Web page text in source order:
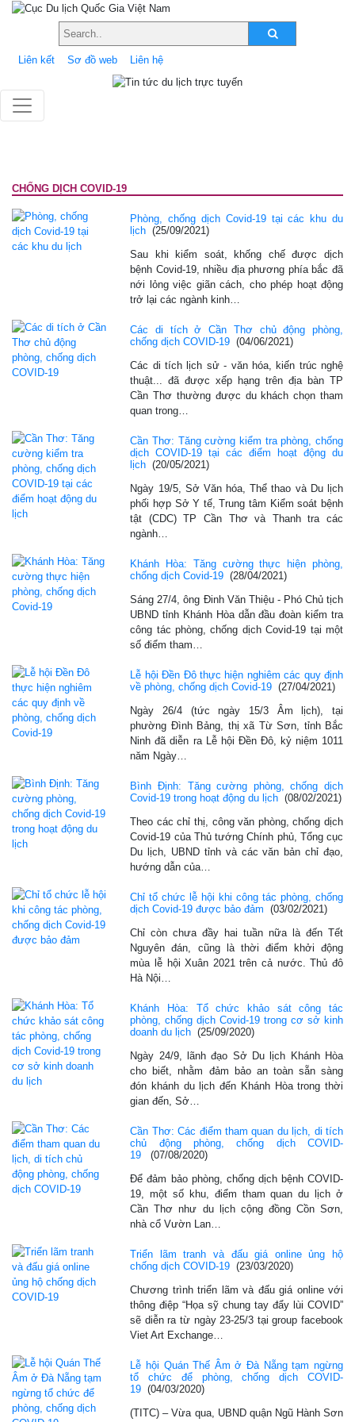
Liên kết Sơ đồ web Liên hệ
CHỐNG DỊCH COVID-19
Phòng, chống dịch Covid-19 tại các khu du
lịch (25/09/2021)
Sau khi kiểm soát, khống chế được dịch
bệnh Covid-19, nhiều địa phương phía bắc đã
nới lỏng việc giãn cách, cho phép hoạt động
trở lại các ngành kinh…
Các di tích ở Cần Thơ chủ động phòng,
chống dịch COVID-19 (04/06/2021)
Các di tích lịch sử - văn hóa, kiến trúc nghệ
thuật... đã được xếp hạng trên địa bàn TP
Cần Thơ thường được du khách chọn tham
quan trong…
Cần Thơ: Tăng cường kiểm tra phòng, chống
dịch COVID-19 tại các điểm hoạt động du
lịch (20/05/2021)
Ngày 19/5, Sở Văn hóa, Thể thao và Du lịch
phối hợp Sở Y tế, Trung tâm Kiểm soát bệnh
tật (CDC) TP Cần Thơ và Thanh tra các
ngành…
Khánh Hòa: Tăng cường thực hiện phòng,
chống dịch Covid-19 (28/04/2021)
Sáng 27/4, ông Đinh Văn Thiệu - Phó Chủ tịch
UBND tỉnh Khánh Hòa dẫn đầu đoàn kiểm tra
công tác phòng, chống dịch Covid-19 tại một
số điểm tham…
Lễ hội Đền Đô thực hiện nghiêm các quy định
về phòng, chống dịch Covid-19 (27/04/2021)
Ngày 26/4 (tức ngày 15/3 Âm lịch), tại
phường Đình Bảng, thị xã Từ Sơn, tỉnh Bắc
Ninh đã diễn ra Lễ hội Đền Đô, kỷ niệm 1011
năm Ngày…
Bình Định: Tăng cường phòng, chống dịch
Covid-19 trong hoạt động du lịch (08/02/2021)
Theo các chỉ thị, công văn phòng, chống dịch
Covid-19 của Thủ tướng Chính phủ, Tổng cục
Du lịch, UBND tỉnh và các văn bản chỉ đạo,
hướng dẫn của…
Chỉ tổ chức lễ hội khi công tác phòng, chống
dịch Covid-19 được bảo đảm
(03/02/2021)
Chỉ còn chưa đầy hai tuần nữa là đến Tết
Nguyên đán, cũng là thời điểm khởi động
mùa lễ hội Xuân 2021 trên cả nước. Thủ đô
Hà Nội…
Khánh Hòa: Tổ chức khảo sát công tác
phòng, chống dịch Covid-19 trong cơ sở kinh
doanh du lịch (25/09/2020)
Ngày 24/9, lãnh đạo Sở Du lịch Khánh Hòa
cho biết, nhằm đảm bảo an toàn sẵn sàng
đón khánh du lịch đến Khánh Hòa trong thời
gian đến, Sở…
Cần Thơ: Các điểm tham quan du lịch, di tích
chủ động phòng, chống dịch COVID-
19
(07/08/2020)
Để đảm bảo phòng, chống dịch bệnh COVID-
19, một số khu, điểm tham quan du lịch ở
Cần Thơ như du lịch cộng đồng Cồn Sơn,
nhà cổ Vườn Lan…
Triển lãm tranh và đấu giá online ủng hộ
chống dịch COVID-19 (23/03/2020)
Chương trình triển lãm và đấu giá online với
thông điệp “Họa sỹ chung tay đẩy lùi COVID”
sẽ diễn ra từ ngày 23-25/3 tại group facebook
Viet Art Exchange…
Lễ hội Quán Thế Âm ở Đà Nẵng tạm ngừng
tổ chức để phòng, chống dịch COVID-
19 (04/03/2020)
(TITC) – Vừa qua, UBND quận Ngũ Hành Sơn